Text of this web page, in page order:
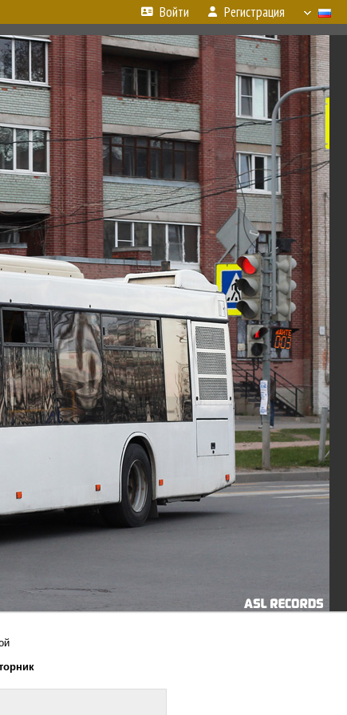
Войти Регистрация